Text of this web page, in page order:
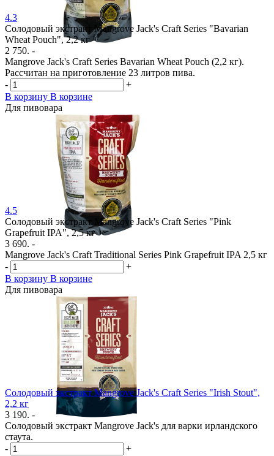
4.3
Солодовый экстракт Mangrove Jack's Craft Series "Bavarian
Wheat Pouch", 2,2 кг
2 750. -
Mangrove Jack's Craft Series Bavarian Wheat Pouch (2,2 кг).
Рассчитан на приготовление 23 литров пива.
-
+
В корзину В корзине
Для пивовара
4.5
Солодовый экстракт Mangrove Jack's Craft Series "Pink
Grapefruit IPA", 2,5 кг
3 690. -
Mangrove Jack's Craft Traditional Series Pink Grapefruit IPA 2,5 кг
-
+
В корзину В корзине
Для пивовара
Солодовый экстракт Mangrove Jack's Craft Series "Irish Stout",
2,2 кг
3 190. -
Солодовый экстракт Mangrove Jack's для варки ирландского
стаута.
-
+